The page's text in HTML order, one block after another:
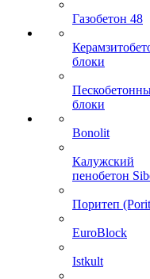
Газобетон 48
блоки
блоки
Bonolit
Калужский
пенобетон
Поритеп
EuroBlock
Istkult